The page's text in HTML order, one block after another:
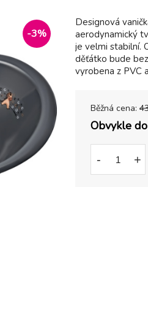
-3%
Designová
aerodynamický
je velmi stabilní.
děťátko bude
vyrobena z PVC
Běžná cena:
Obvykle
- +